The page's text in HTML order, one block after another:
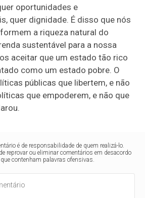
oportunidades e
quer dignidade. É disso que nós
a riqueza natural do
sustentável para a nossa
aceitar que um estado tão rico
como um estado pobre. O
públicas que libertem, e não
que empoderem, e não que
é de responsabilidade de quem realizá-lo.
reprovar ou eliminar comentários em desacordo
contenham palavras ofensivas.